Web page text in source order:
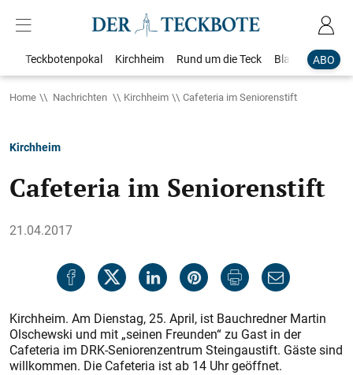
ABO
Teckbotenpokal Kirchheim Rund um die Teck Blaulicht
Home Nachrichten Kirchheim Cafeteria im Seniorenstift
Kirchheim
Cafeteria im Seniorenstift
21.04.2017
Kirchheim. Am Dienstag, 25. April, ist Bauchredner Martin
Olschews­ki und mit „seinen Freunden“ zu Gast in der
Cafeteria im DRK-Seniorenzentrum Steingaustift. Gäste sind
willkommen. Die Cafeteria ist ab 14 Uhr geöffnet.